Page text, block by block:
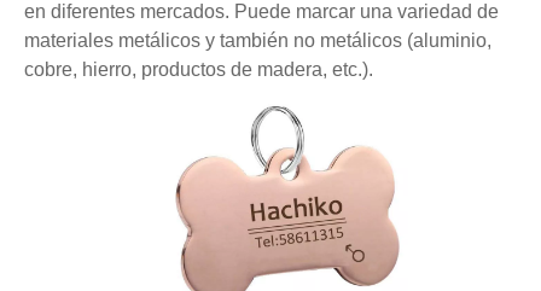
en diferentes mercados. Puede marcar una variedad de
materiales metálicos y también no metálicos (aluminio,
cobre, hierro, productos de madera, etc.).